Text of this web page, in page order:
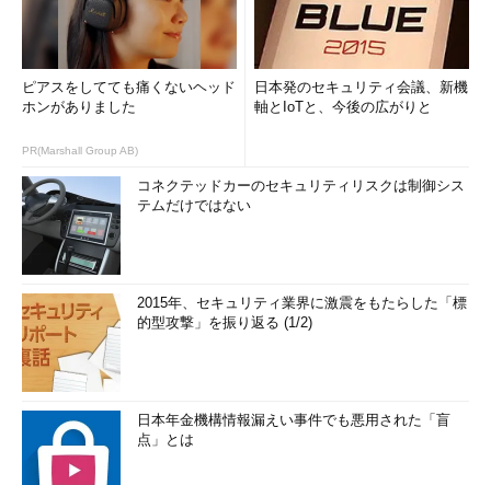
ピアスをしてても痛くないヘッド
ホンがありました
PR(Marshall Group AB)
日本発のセキュリティ会議、新機
軸とIoTと、今後の広がりと
コネクテッドカーのセキュリティリスクは制御シス
テムだけではない
2015年、セキュリティ業界に激震をもたらした「標
的型攻撃」を振り返る (1/2)
日本年金機構情報漏えい事件でも悪用された「盲
点」とは